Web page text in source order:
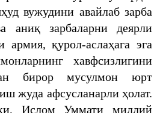
вужудини авайлаб зарба
аниқ зарбаларни деярли
армия, қурол-аслаҳага эга
хавфсизлигини
бирор мусулмон юрт
жуда афсусланарли ҳолат.
Ислом Уммати миллий